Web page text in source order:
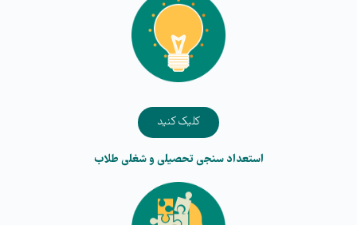
کلیک کنید
استعداد سنجی تحصیلی و شغلی طلاب​